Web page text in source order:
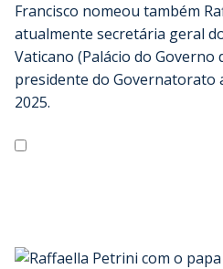
Francisco nomeou também
atualmente secretária geral
Vaticano (Palácio do Governo
presidente do Governatorato
2025.